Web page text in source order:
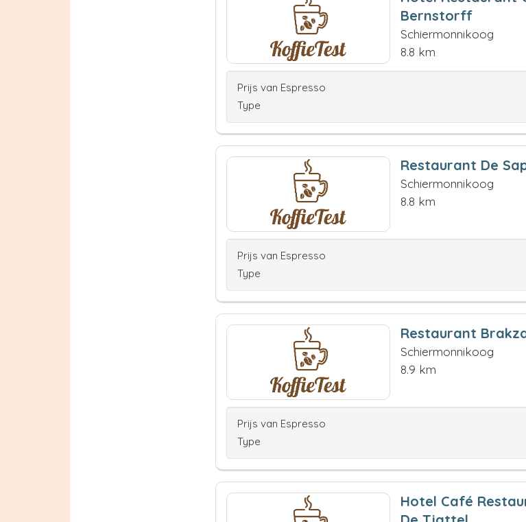
Bernstorff
Schiermonnikoog
8.8 km
Prijs van Espresso
Type
Restaurant De
Schiermonnikoog
8.8 km
Prijs van Espresso
Type
Restaurant
Schiermonnikoog
8.9 km
Prijs van Espresso
Type
Hotel Café